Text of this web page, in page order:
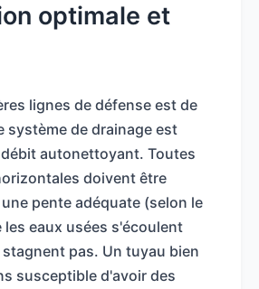
optimale et
lignes de défense est de
système de drainage est
autonettoyant. Toutes
doivent être
pente adéquate (selon le
eaux usées s'écoulent
pas. Un tuyau bien
susceptible d'avoir des